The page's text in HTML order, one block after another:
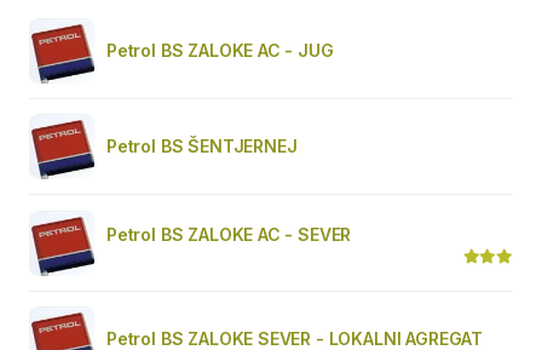
Petrol BS ZALOKE AC - JUG
Petrol BS ŠENTJERNEJ
Petrol BS ZALOKE AC - SEVER
Petrol BS ZALOKE SEVER - LOKALNI AGREGAT